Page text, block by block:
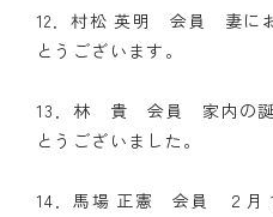
12．村松 英明 会員 妻に
とうございます。
13．林 貴 会員 家内の誕
とうございました。
14．馬場 正憲 会員 ２月